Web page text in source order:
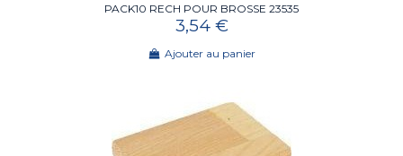
PACK10 RECH POUR BROSSE 23535
3,54 €
Ajouter au panier